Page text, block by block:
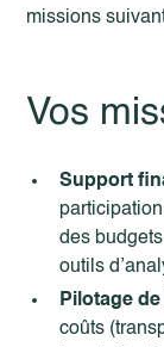
missions
Vos
Support
des
outils
Pilotage
coûts